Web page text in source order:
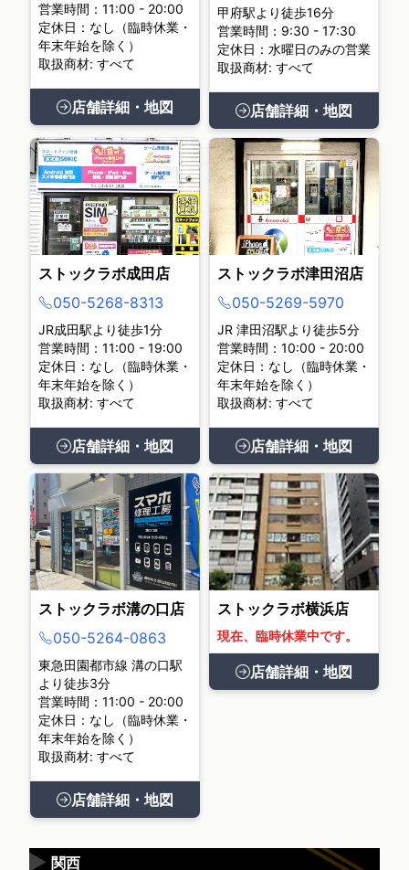
営業時間：11:00 - 20:00
定休日：なし（臨時休業・
年末年始を除く）
取扱商材: すべて
店舗詳細・地図
甲府駅より徒歩16分
営業時間：9:30 - 17:30
定休日：水曜日のみの営業
取扱商材: すべて
店舗詳細・地図
ストックラボ成田店
050-5268-8313
JR成田駅より徒歩1分
営業時間：11:00 - 19:00
定休日：なし（臨時休業・
年末年始を除く）
取扱商材: すべて
店舗詳細・地図
ストックラボ津田沼店
050-5269-5970
JR 津田沼駅より徒歩5分
営業時間：10:00 - 20:00
定休日：なし（臨時休業・
年末年始を除く）
取扱商材: すべて
店舗詳細・地図
ストックラボ溝の口店
050-5264-0863
東急田園都市線 溝の口駅
より徒歩3分
営業時間：11:00 - 20:00
定休日：なし（臨時休業・
年末年始を除く）
取扱商材: すべて
店舗詳細・地図
ストックラボ横浜店
現在、臨時休業中です。
店舗詳細・地図
関西
▶